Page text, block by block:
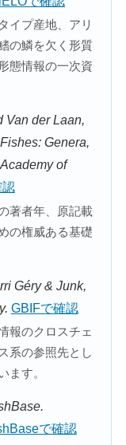
イプ産地、アリ
の鱗を欠く形質
態情報の一次資
Van der Laan,
Genera,
of
著者年、原記載
の権威ある基礎
Géry & Junk,
GBIFで確認
報のクロスチェ
系の参照先とし
ます。
で確認